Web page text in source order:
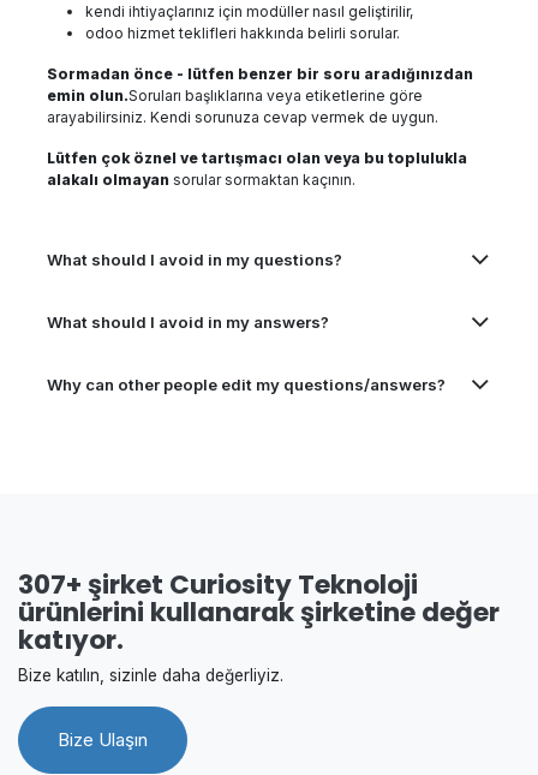
kendi ihtiyaçlarınız için modüller nasıl geliştirilir,
odoo hizmet teklifleri hakkında belirli sorular.
Sormadan önce - lütfen benzer bir soru aradığınızdan
emin olun.Soruları başlıklarına veya etiketlerine göre
arayabilirsiniz. Kendi sorunuza cevap vermek de uygun.
Lütfen çok öznel ve tartışmacı olan veya bu toplulukla
alakalı olmayan sorular sormaktan kaçının.
What should I avoid in my questions?
What should I avoid in my answers?
Why can other people edit my questions/answers?
307+ şirket Curiosity Teknoloji
ürünlerini kullanarak şirketine değer
katıyor.
Bize katılın, sizinle daha değerliyiz.
Bize Ulaşın